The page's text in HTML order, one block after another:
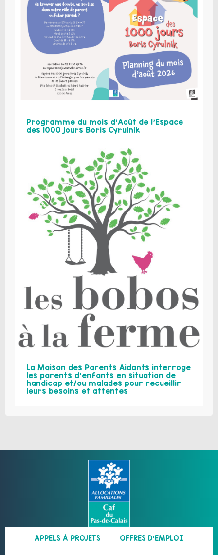
Programme du mois d’Août de l’Espace
des 1000 jours Boris Cyrulnik
La Maison des Parents Aidants interroge
les parents d’enfants en situation de
handicap et/ou malades pour recueillir
leurs besoins et attentes
APPELS À PROJETS OFFRES D’EMPLOI